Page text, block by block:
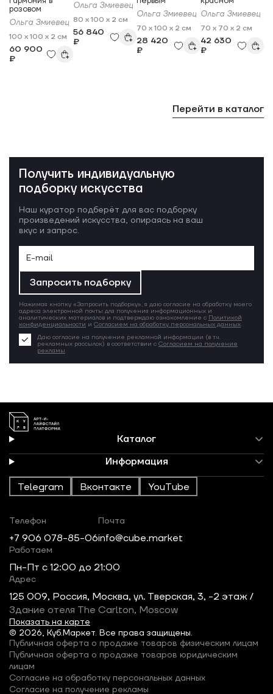
розовом
Ольга Змиевец
100 x 100 x 2 см
60 900
₽
Ольга Змиевец
80 x 100 x 2 см
56 840
₽
Ольга Змиевец
70 x 100 x 2 см
28 420
₽
Ольга Змиевец
70 x 70 x 2 см
42 630
₽
Перейти в каталог
Получить индивидуальную
подборку искусства
Наш куратор подберёт для вас подборку
произведений искусства, опираясь на ваш
вкус и запрос.
Запросить подборку
Нажимая кнопку «Запросить подборку», я даю согласие на обработку моего
адреса электронной почты для получения информационных и
аналитических материалов и подтверждаю ознакомление с Политикой
конфиденциальности и Согласием на обработку персональных данных.
Даю согласие на получение рекламной информации (в т.ч.
рекламных рассылок) в соответствии с Согласием на получение
рекламы
Каталог
Информация
Telegram Вконтакте YouTube
© 2026, Куб.Маркет. Все права защищены.
Телефон
+7 906 078-85-06
Почта
info@cube.market
Работаем
Пн-Пт c 12:00 до 21:00
Адрес
125 009, Россия, Москва, ул. Тверская, 3, -2 этаж /
Здание отеля The Carlton, Moscow
Показать на карте
Публичная оферта о продаже товаров физическим лицам
Публичная оферта о продаже товаров юридическим
лицам
Согласие на обработку персональных данных
Согласие на получение рекламы